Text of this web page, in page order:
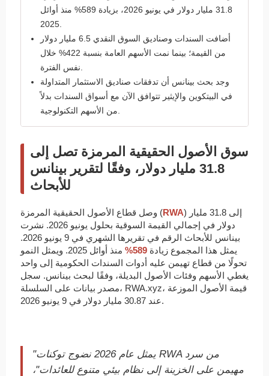
31.8 مليار دولار في يونيو 2026، بزيادة 589% منذ أوائل
أضافت السندات وصناديق السوق النقدي 6.5 مليار دولار
من القيمة؛ بينما نمت الأسهم العامة بنسبة 422% خلال
وجد بحث بينانس أن تدفقات صناديق الاستثمار المتداولة
في البيتكوين والإيثير تتوافق الآن مع أسواق السندات بدلاً
سوق الأصول الحقيقية المرمزة تصل إلى
31.8 مليار دولار، وفقًا لتقرير بينانس
للأبحاث
وصل قطاع الأصول الحقيقية المرمزة (RWA) إلى 31.8 مليار
دولار في إجمالي القيمة السوقية بحلول يونيو 2026. نشرت
بينانس للأبحاث الرقم في تقريرها الشهري في 9 يونيو 2026.
يمثل هذا المجموع زيادة 589%
منذ أوائل 2025. ويمثل النمو
تحولًا من قطاع تهيمن عليه أدوات السندات الحكومية إلى واحد
يغطي الأسهم وفئات الأصول البديلة، وفقًا لبحث بينانس. سجل
مصدر بيانات على السلسلة، RWA.xyz، قيمة الأصول الموزعة
عند 30.87 مليار دولار في 9 يونيو 2026.
"يمثل عام 2026 نضوج توكنات RWA من سرد
مهيمن على الخزينة إلى نظام بيئي متنوع للعائدات"،